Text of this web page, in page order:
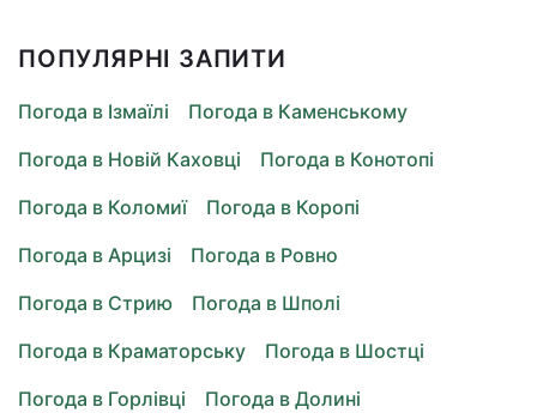
ПОПУЛЯРНІ ЗАПИТИ
Погода в Ізмаїлі
Погода в Каменському
Погода в Новій Каховці
Погода в Конотопі
Погода в Коломиї
Погода в Коропі
Погода в Арцизі
Погода в Ровно
Погода в Стрию
Погода в Шполі
Погода в Краматорську
Погода в Шостці
Погода в Горлівці
Погода в Долині